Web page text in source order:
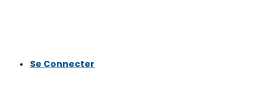
Se Connecter